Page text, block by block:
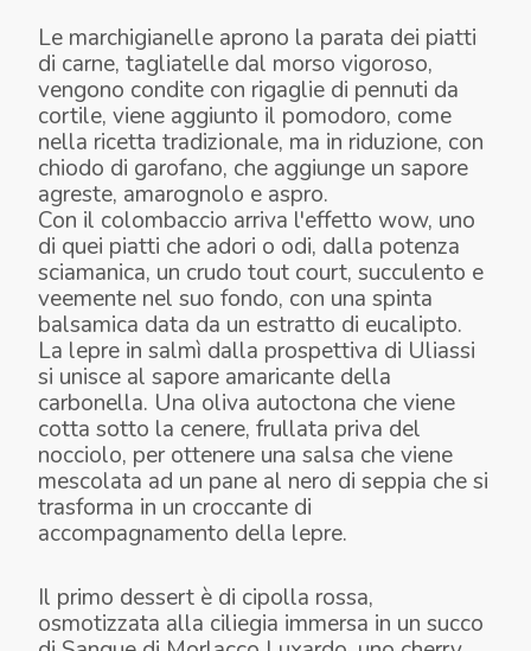
Le marchigianelle aprono la parata dei piatti
di carne, tagliatelle dal morso vigoroso,
vengono condite con rigaglie di pennuti da
cortile, viene aggiunto il pomodoro, come
nella ricetta tradizionale, ma in riduzione, con
chiodo di garofano, che aggiunge un sapore
agreste, amarognolo e aspro.
Con il colombaccio arriva l'effetto wow, uno
di quei piatti che adori o odi, dalla potenza
sciamanica, un crudo tout court, succulento e
veemente nel suo fondo, con una spinta
balsamica data da un estratto di eucalipto.
La lepre in salmì dalla prospettiva di Uliassi
si unisce al sapore amaricante della
carbonella. Una oliva autoctona che viene
cotta sotto la cenere, frullata priva del
nocciolo, per ottenere una salsa che viene
mescolata ad un pane al nero di seppia che si
trasforma in un croccante di
accompagnamento della lepre.
MARCHIGIANELLE CON RIGAGLIE DI
CRUDO DI COLOMBACCIO,
EUCALIPTO
Il primo dessert è di cipolla rossa,
osmotizzata alla ciliegia immersa in un succo